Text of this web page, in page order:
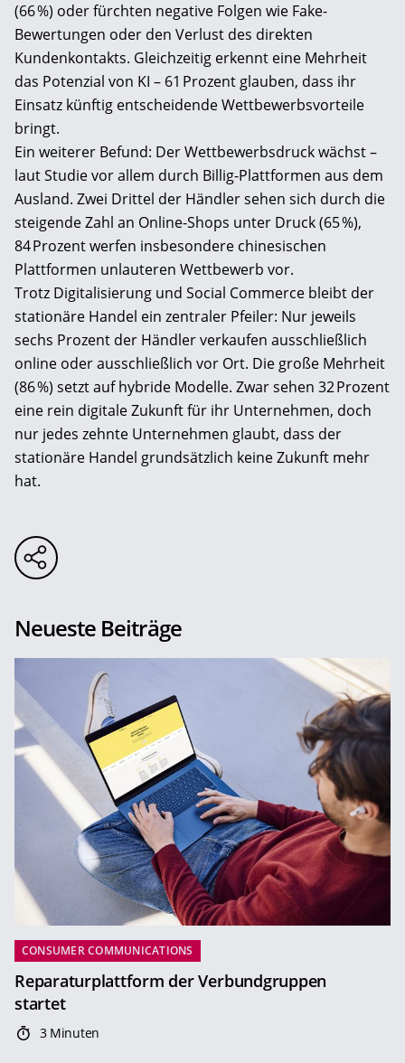
(66 %) oder fürchten negative Folgen wie Fake-
Bewertungen oder den Verlust des direkten
Kundenkontakts. Gleichzeitig erkennt eine Mehrheit
das Potenzial von KI – 61 Prozent glauben, dass ihr
Einsatz künftig entscheidende Wettbewerbsvorteile
bringt.
Ein weiterer Befund: Der Wettbewerbsdruck wächst –
laut Studie vor allem durch Billig-Plattformen aus dem
Ausland. Zwei Drittel der Händler sehen sich durch die
steigende Zahl an Online-Shops unter Druck (65 %),
84 Prozent werfen insbesondere chinesischen
Plattformen unlauteren Wettbewerb vor.
Trotz Digitalisierung und Social Commerce bleibt der
stationäre Handel ein zentraler Pfeiler: Nur jeweils
sechs Prozent der Händler verkaufen ausschließlich
online oder ausschließlich vor Ort. Die große Mehrheit
(86 %) setzt auf hybride Modelle. Zwar sehen 32 Prozent
eine rein digitale Zukunft für ihr Unternehmen, doch
nur jedes zehnte Unternehmen glaubt, dass der
stationäre Handel grundsätzlich keine Zukunft mehr
hat.
Neueste Beiträge
CONSUMER COMMUNICATIONS
Reparaturplattform der Verbundgruppen
startet
3 Minuten